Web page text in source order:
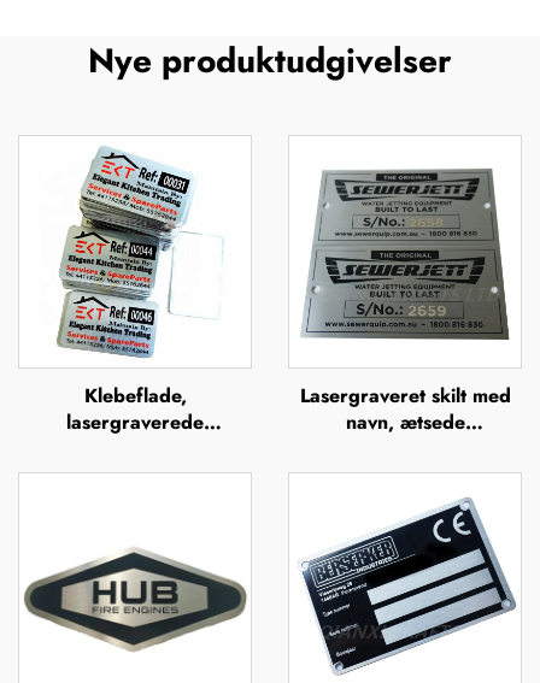
Nye produktudgivelser
Klebeflade,
lasergraverede
mærkelabels
Lasergraveret skilt med
navn, ætsede
stål med logo